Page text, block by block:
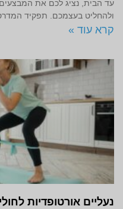
עד הבית, נציג לכם את
ולהחליט בעצמכם. תפקיד
קרא עוד »
נעליים אורטופדיות